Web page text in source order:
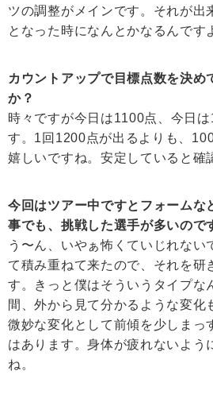
ツの調整がメインです。それが出
となった時になんとかなるんです
カウントアップで目標点数を決め
か？
時々ですが今日は1100点、今日
す。1回1200点が出るよりも、
嬉しいですね。安定していると確
今回はツアー中ですとフォームな
事でも、挑戦した選手が多いので
う〜ん、いやぁ怖くていじれない
て積み重ねて来たので、それを研
す。きっと僕はそういうタイプな
間、外から見て分かるような変化
微妙な変化として前傾を少しまっ
はあります。身体が疲れないよう
ね。